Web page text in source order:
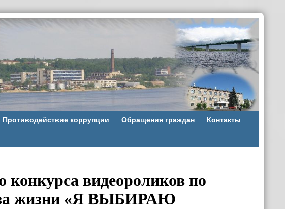
Противодействие коррупции Обращения граждан Контакты
конкурса видеороликов по
жизни «Я ВЫБИРАЮ